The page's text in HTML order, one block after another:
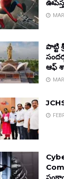
పొట్టి
ఆఫ్